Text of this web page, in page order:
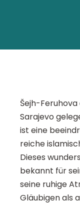
Šejh-Feruhova
Sarajevo
ist eine
reiche
Dieses
bekannt für
seine ruhige
Gläubigen als